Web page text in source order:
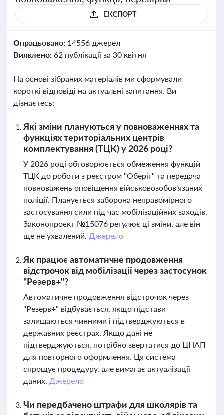
ЕКСПОРТ
Опрацьовано: 14556 джерел
Виявлено: 62 публікації за 30 квітня
На основі зібраних матеріалів ми сформували
короткі відповіді на актуальні запитання. Ви
дізнаєтесь:
Які зміни плануються у повноваженнях та
функціях територіальних центрів
комплектування (ТЦК) у 2026 році?
У 2026 році обговорюється обмеження функцій
ТЦК до роботи з реєстром "Оберіг" та передача
повноважень оповіщення військовозобов'язаних
поліції. Планується заборона неправомірного
застосування сили під час мобілізаційних заходів.
Законопроєкт №15076 регулює ці зміни, але він
ще не ухвалений. Джерело
Як працює автоматичне продовження
відстрочок від мобілізації через застосунок
"Резерв+"?
Автоматичне продовження відстрочок через
"Резерв+" відбувається, якщо підстави
залишаються чинними і підтверджуються в
державних реєстрах. Якщо дані не
підтверджуються, потрібно звертатися до ЦНАП
для повторного оформлення. Ця система
спрощує процедуру, але вимагає актуалізації
даних. Джерело
Чи передбачено штрафи для школярів та